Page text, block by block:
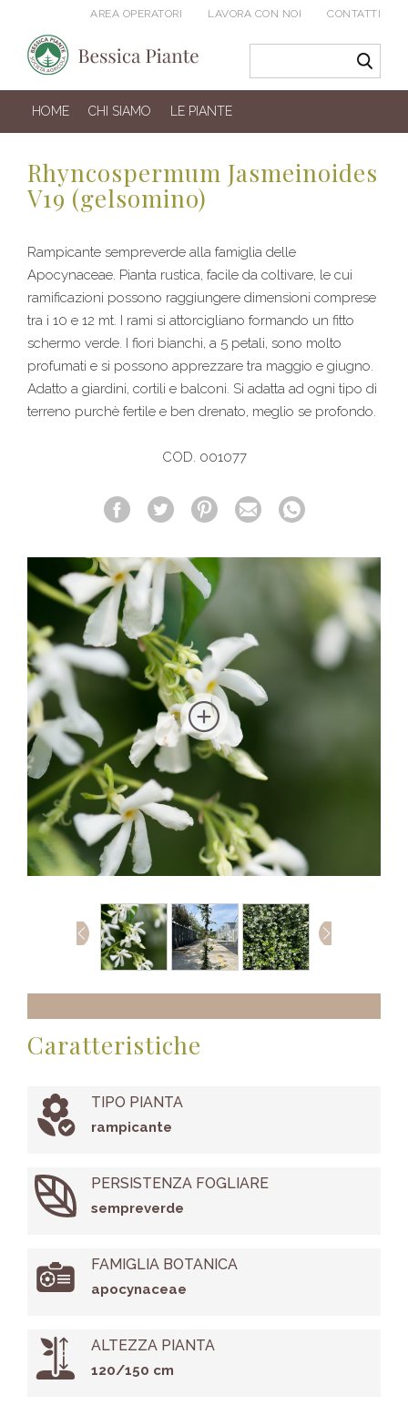
AREA OPERATORI LAVORA CON NOI CONTATTI
HOME CHI SIAMO LE PIANTE
Rhyncospermum Jasmeinoides
V19 (gelsomino)
Rampicante sempreverde alla famiglia delle
Apocynaceae. Pianta rustica, facile da coltivare, le cui
ramificazioni possono raggiungere dimensioni comprese
tra i 10 e 12 mt. I rami si attorcigliano formando un fitto
schermo verde. I fiori bianchi, a 5 petali, sono molto
profumati e si possono apprezzare tra maggio e giugno.
Adatto a giardini, cortili e balconi. Si adatta ad ogni tipo di
terreno purchè fertile e ben drenato, meglio se profondo.
COD. 001077
Caratteristiche
TIPO PIANTA
rampicante
PERSISTENZA FOGLIARE
sempreverde
FAMIGLIA BOTANICA
apocynaceae
ALTEZZA PIANTA
120/150 cm